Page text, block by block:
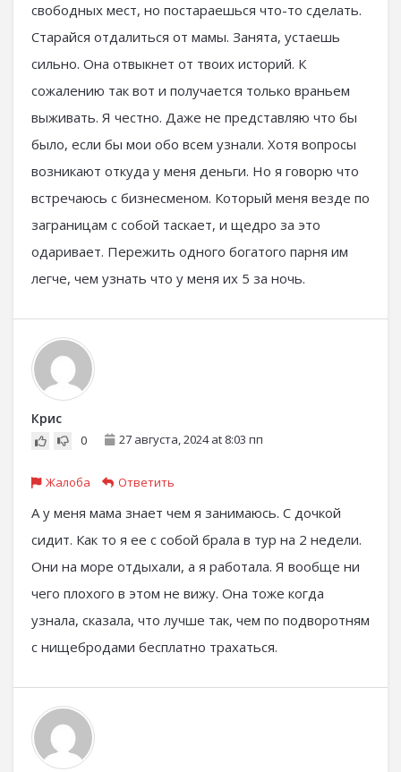
свободных мест, но постараешься что-то сделать.
Старайся отдалиться от мамы. Занята, устаешь
сильно. Она отвыкнет от твоих историй. К
сожалению так вот и получается только враньем
выживать. Я честно. Даже не представляю что бы
было, если бы мои обо всем узнали. Хотя вопросы
возникают откуда у меня деньги. Но я говорю что
встречаюсь с бизнесменом. Который меня везде по
заграницам с собой таскает, и щедро за это
одаривает. Пережить одного богатого парня им
легче, чем узнать что у меня их 5 за ночь.
Крис
0 27 августа, 2024 at 8:03 пп
Жалоба Ответить
А у меня мама знает чем я занимаюсь. С дочкой
сидит. Как то я ее с собой брала в тур на 2 недели.
Они на море отдыхали, а я работала. Я вообще ни
чего плохого в этом не вижу. Она тоже когда
узнала, сказала, что лучше так, чем по подворотням
с нищебродами бесплатно трахаться.